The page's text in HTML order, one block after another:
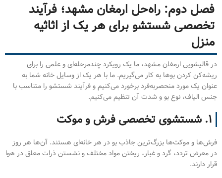
فصل دوم: راه‌حل ارمغان مشهد؛ فرآیند
تخصصی شستشو برای هر یک از اثاثیه
منزل
در قالیشویی ارمغان مشهد، ما یک رویکرد چندمرحله‌ای و علمی را برای
ریشه‌کن کردن بوها به کار می‌گیریم. ما با هر یک از وسایل خانه شما به
عنوان یک مورد منحصربه‌فرد برخورد می‌کنیم و فرآیند شستشو را متناسب با
جنس الیاف، نوع بو و شدت آن تنظیم می‌کنیم.
۱. شستشوی تخصصی فرش و موکت
فرش‌ها و موکت‌ها بزرگ‌ترین جاذب بو در هر خانه‌ای هستند. آن‌ها هر روز
در معرض تردد، گرد و غبار، ریختن مواد مختلف و نشستن ذرات معلق در هوا
قرار دارند.